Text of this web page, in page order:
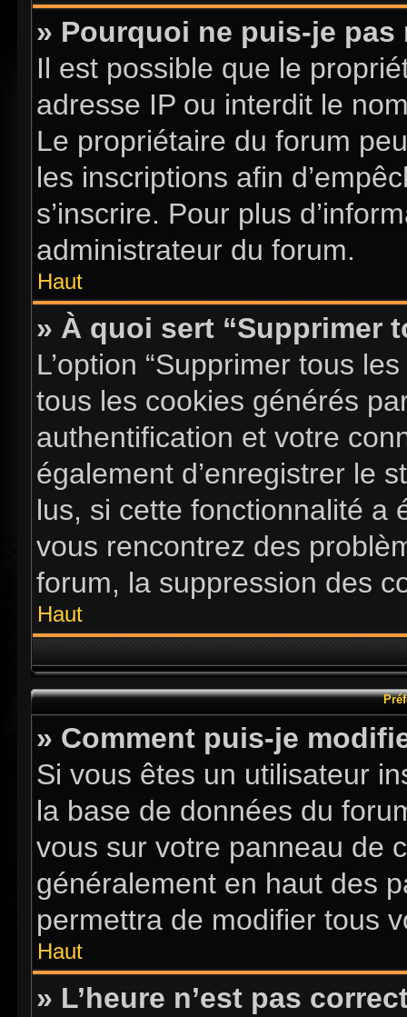
» Pourquoi ne puis-je pas
Il est possible que le
adresse IP ou interdit le
Le propriétaire du forum
les inscriptions afin
s’inscrire. Pour plus
administrateur du forum.
Haut
» À quoi sert “Supprimer
L’option “Supprimer tous
tous les cookies générés
authentification et votre
également d’enregistrer le
lus, si cette fonctionnalité a
vous rencontrez des
forum, la suppression des
Haut
» Comment puis-je
Si vous êtes un utilisateur
la base de données du
vous sur votre panneau de
généralement en haut des
permettra de modifier tous
Haut
» L’heure n’est pas